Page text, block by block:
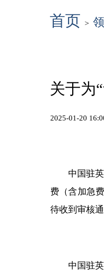
首页 >
关于为
2025-01-20
中国驻
费（含加急
待收到审核
中国驻